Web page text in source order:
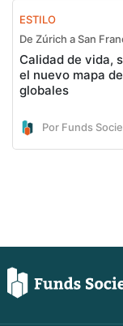
ESTILO
De Zúrich a San
Calidad de vida,
el nuevo mapa
globales
Por Funds